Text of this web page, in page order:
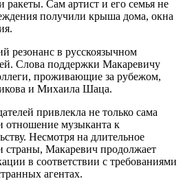
ракеты. Сам артист и его семья не
получили крыша дома, окна
резонанс в русскоязычном
Слова поддержки Макаревичу
проживающие за рубежом,
и Михаила Шаца.
привлекла не только сама
отношение музыканта к
Несмотря на длительное
страны, Макаревич продолжает
в соответствии с требованиями
агентах.